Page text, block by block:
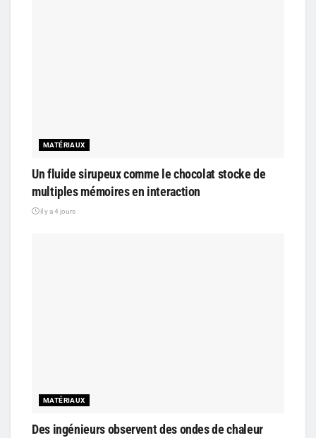
MATÉRIAUX
Un fluide sirupeux comme le chocolat stocke de
multiples mémoires en interaction
il y a 4 jours
MATÉRIAUX
Des ingénieurs observent des ondes de chaleur